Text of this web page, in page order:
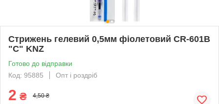
Стрижень гелевий 0,5мм фіолетовий CR-601B
"С" KNZ
Готово до відправки
Код: 95885
Опт і роздріб
2 ₴ 4,50 ₴